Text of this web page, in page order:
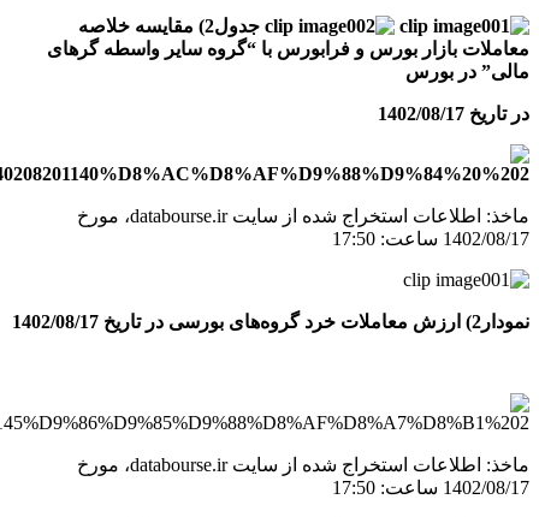
جدول2) مقایسه خلاصه
معاملات بازار بورس و فرابورس با “گروه سایر واسطه ­گرهای
مالی” در بورس
در تاریخ 1402/08/17
ماخذ: اطلاعات استخراج شده از سایتdatabourse.ir، مورخ
1402/08/17 ساعت: 17:50
نمودار2) ارزش معاملات خرد گروه‌های بورسی در تاریخ 1402/08/17
ماخذ: اطلاعات استخراج شده از سایتdatabourse.ir، مورخ
1402/08/17 ساعت: 17:50